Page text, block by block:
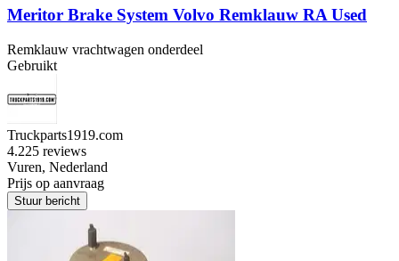
Meritor Brake System Volvo Remklauw RA Used
Remklauw vrachtwagen onderdeel
Gebruikt
Truckparts1919.com
4.225 reviews
Vuren, Nederland
Prijs op aanvraag
Stuur bericht